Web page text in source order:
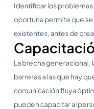
Identificar los
oportuna permite que
existentes, antes de
La brecha generacional,
barreras a las que hay
comunicación fluya
pueden capacitar al